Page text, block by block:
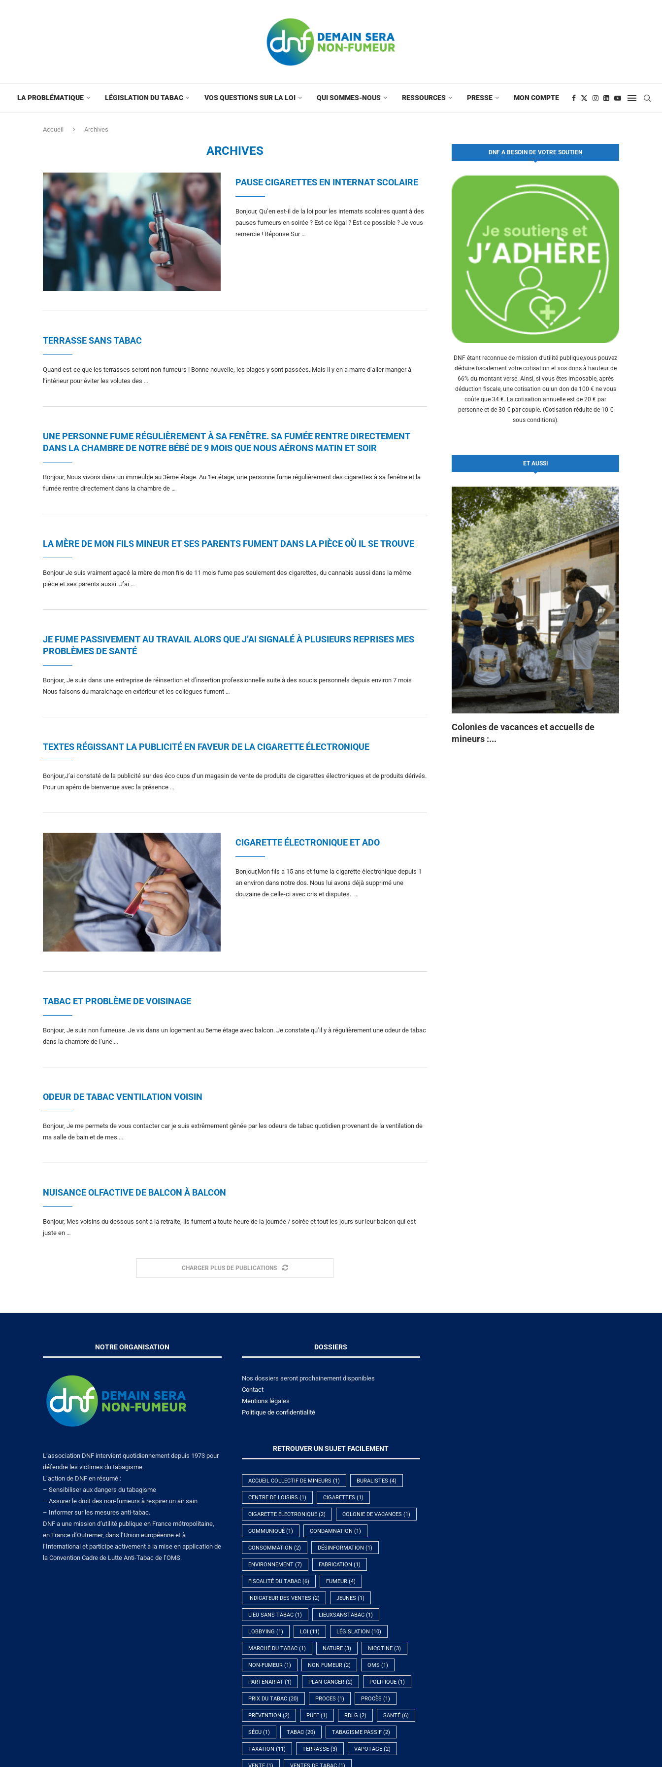
LA PROBLÉMATIQUE LÉGISLATION DU TABAC VOS QUESTIONS SUR LA LOI QUI SOMMES-NOUS RESSOURCES PRESSE MON COMPTE
Accueil Archives
ARCHIVES
PAUSE CIGARETTES EN INTERNAT SCOLAIRE
Bonjour, Qu’en est-il de la loi pour les internats scolaires quant à des
pauses fumeurs en soirée ? Est-ce légal ? Est-ce possible ? Je vous
remercie ! Réponse Sur …
TERRASSE SANS TABAC
Quand est-ce que les terrasses seront non-fumeurs ! Bonne nouvelle, les plages y sont passées. Mais il y en a marre d’aller manger à
l’intérieur pour éviter les volutes des …
UNE PERSONNE FUME RÉGULIÈREMENT À SA FENÊTRE. SA FUMÉE RENTRE DIRECTEMENT
DANS LA CHAMBRE DE NOTRE BÉBÉ DE 9 MOIS QUE NOUS AÉRONS MATIN ET SOIR
Bonjour, Nous vivons dans un immeuble au 3ème étage. Au 1er étage, une personne fume régulièrement des cigarettes à sa fenêtre et la
fumée rentre directement dans la chambre de …
LA MÈRE DE MON FILS MINEUR ET SES PARENTS FUMENT DANS LA PIÈCE OÙ IL SE TROUVE
Bonjour Je suis vraiment agacé la mère de mon fils de 11 mois fume pas seulement des cigarettes, du cannabis aussi dans la même
pièce et ses parents aussi. J’ai …
JE FUME PASSIVEMENT AU TRAVAIL ALORS QUE J’AI SIGNALÉ À PLUSIEURS REPRISES MES
PROBLÈMES DE SANTÉ
Bonjour, Je suis dans une entreprise de réinsertion et d’insertion professionnelle suite à des soucis personnels depuis environ 7 mois
Nous faisons du maraichage en extérieur et les collègues fument …
TEXTES RÉGISSANT LA PUBLICITÉ EN FAVEUR DE LA CIGARETTE ÉLECTRONIQUE
Bonjour,J’ai constaté de la publicité sur des éco cups d’un magasin de vente de produits de cigarettes électroniques et de produits dérivés.
Pour un apéro de bienvenue avec la présence …
CIGARETTE ÉLECTRONIQUE ET ADO
Bonjour,Mon fils a 15 ans et fume la cigarette électronique depuis 1
an environ dans notre dos. Nous lui avons déjà supprimé une
douzaine de celle-ci avec cris et disputes. …
TABAC ET PROBLÈME DE VOISINAGE
Bonjour, Je suis non fumeuse. Je vis dans un logement au 5eme étage avec balcon. Je constate qu’il y à régulièrement une odeur de tabac
dans la chambre de l’une …
ODEUR DE TABAC VENTILATION VOISIN
Bonjour, Je me permets de vous contacter car je suis extrêmement gênée par les odeurs de tabac quotidien provenant de la ventilation de
ma salle de bain et de mes …
NUISANCE OLFACTIVE DE BALCON À BALCON
Bonjour, Mes voisins du dessous sont à la retraite, ils fument a toute heure de la journée / soirée et tout les jours sur leur balcon qui est
juste en …
CHARGER PLUS DE PUBLICATIONS
DNF A BESOIN DE VOTRE SOUTIEN
DNF étant reconnue de mission d’utilité publique,vous pouvez
déduire fiscalement votre cotisation et vos dons à hauteur de
66% du montant versé. Ainsi, si vous êtes imposable, après
déduction fiscale, une cotisation ou un don de 100 € ne vous
coûte que 34 €. La cotisation annuelle est de 20 € par
personne et de 30 € par couple. (Cotisation réduite de 10 €
sous conditions).
ET AUSSI
Colonies de vacances et accueils de
mineurs :...
NOTRE ORGANISATION
L’association DNF intervient quotidiennement depuis 1973 pour
défendre les victimes du tabagisme.
L’action de DNF en résumé :
– Sensibiliser aux dangers du tabagisme
– Assurer le droit des non-fumeurs à respirer un air sain
– Informer sur les mesures anti-tabac.
DNF a une mission d’utilité publique en France métropolitaine,
en France d’Outremer, dans l’Union européenne et à
l’International et participe activement à la mise en application de
la Convention Cadre de Lutte Anti-Tabac de l’OMS.
DOSSIERS
Nos dossiers seront prochainement disponibles
Contact
Mentions légales
Politique de confidentialité
RETROUVER UN SUJET FACILEMENT
ACCUEIL COLLECTIF DE MINEURS (1) BURALISTES (4)
CENTRE DE LOISIRS (1) CIGARETTES (1)
CIGARETTE ÉLECTRONIQUE(2) COLONIE DE VACANCES (1)
COMMUNIQUÉ(1) CONDAMNATION (1)
CONSOMMATION (2) DÉSINFORMATION (1)
ENVIRONNEMENT(7) FABRICATION (1)
FISCALITÉ DU TABAC(6) FUMEUR(4)
INDICATEUR DES VENTES (2) JEUNES (1)
LIEU SANS TABAC(1) LIEUXSANSTABAC(1)
LOBBYING (1) LOI (11) LÉGISLATION (10)
MARCHÉ DU TABAC(1) NATURE(3) NICOTINE(3)
NON-FUMEUR(1) NON FUMEUR(2) OMS (1)
PARTENARIAT(1) PLAN CANCER(2) POLITIQUE(1)
PRIX DU TABAC(20) PROCES (1) PROCÈS (1)
PRÉVENTION (2) PUFF(1) RDLG (2) SANTÉ(6)
SÉCU(1) TABAC(20) TABAGISME PASSIF(2)
TAXATION (11) TERRASSE(3) VAPOTAGE(2)
VENTE(1) VENTES DE TABAC(1)